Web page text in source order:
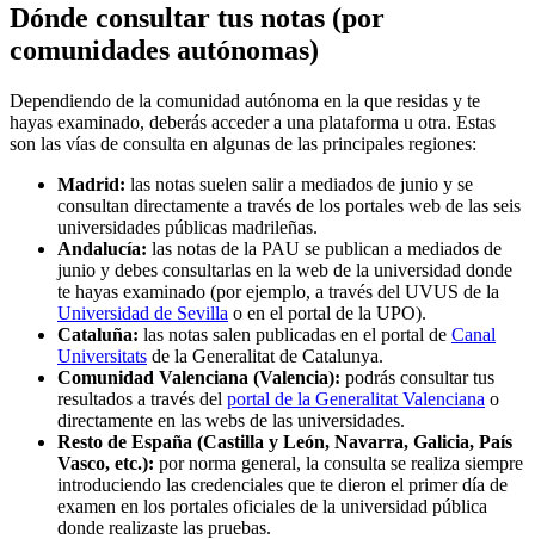
Dónde consultar tus notas (por
comunidades autónomas)
Dependiendo de la comunidad autónoma en la que residas y te
hayas examinado, deberás acceder a una plataforma u otra. Estas
son las vías de consulta en algunas de las principales regiones:
Madrid: las notas suelen salir a mediados de junio y se
consultan directamente a través de los portales web de las seis
universidades públicas madrileñas.
Andalucía: las notas de la PAU se publican a mediados de
junio y debes consultarlas en la web de la universidad donde
te hayas examinado (por ejemplo, a través del UVUS de la
Universidad de Sevilla o en el portal de la UPO).
Cataluña: las notas salen publicadas en el portal de Canal
Universitats de la Generalitat de Catalunya.
Comunidad Valenciana (Valencia): podrás consultar tus
resultados a través del portal de la Generalitat Valenciana o
directamente en las webs de las universidades.
Resto de España (Castilla y León, Navarra, Galicia, País
Vasco, etc.): por norma general, la consulta se realiza siempre
introduciendo las credenciales que te dieron el primer día de
examen en los portales oficiales de la universidad pública
donde realizaste las pruebas.